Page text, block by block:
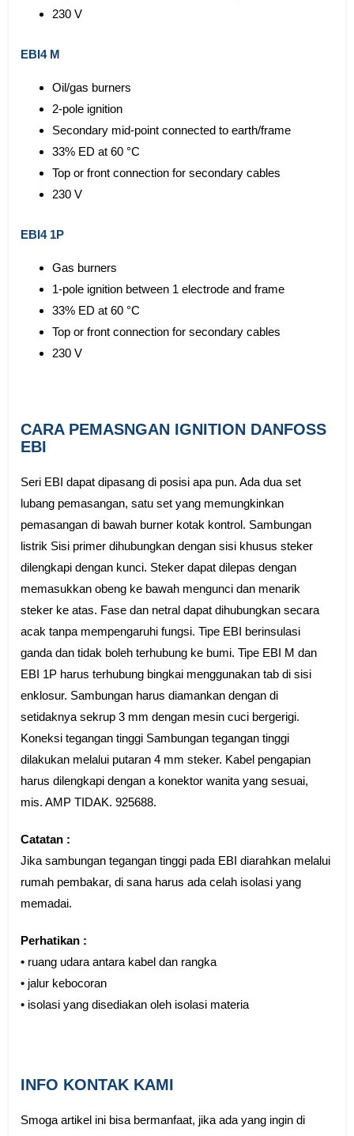
230 V
EBI4 M
Oil/gas burners
2-pole ignition
Secondary mid-point connected to earth/frame
33% ED at 60 °C
Top or front connection for secondary cables
230 V
EBI4 1P
Gas burners
1-pole ignition between 1 electrode and frame
33% ED at 60 °C
Top or front connection for secondary cables
230 V
CARA PEMASNGAN IGNITION DANFOSS
EBI
Seri EBI dapat dipasang di posisi apa pun. Ada dua set
lubang pemasangan, satu set yang memungkinkan
pemasangan di bawah burner kotak kontrol. Sambungan
listrik Sisi primer dihubungkan dengan sisi khusus steker
dilengkapi dengan kunci. Steker dapat dilepas dengan
memasukkan obeng ke bawah mengunci dan menarik
steker ke atas. Fase dan netral dapat dihubungkan secara
acak tanpa mempengaruhi fungsi. Tipe EBI berinsulasi
ganda dan tidak boleh terhubung ke bumi. Tipe EBI M dan
EBI 1P harus terhubung bingkai menggunakan tab di sisi
enklosur. Sambungan harus diamankan dengan di
setidaknya sekrup 3 mm dengan mesin cuci bergerigi.
Koneksi tegangan tinggi Sambungan tegangan tinggi
dilakukan melalui putaran 4 mm steker. Kabel pengapian
harus dilengkapi dengan a konektor wanita yang sesuai,
mis. AMP TIDAK. 925688.
Catatan :
Jika sambungan tegangan tinggi pada EBI diarahkan melalui
rumah pembakar, di sana harus ada celah isolasi yang
memadai.
Perhatikan :
• ruang udara antara kabel dan rangka
• jalur kebocoran
• isolasi yang disediakan oleh isolasi materia
INFO KONTAK KAMI
Smoga artikel ini bisa bermanfaat, jika ada yang ingin di